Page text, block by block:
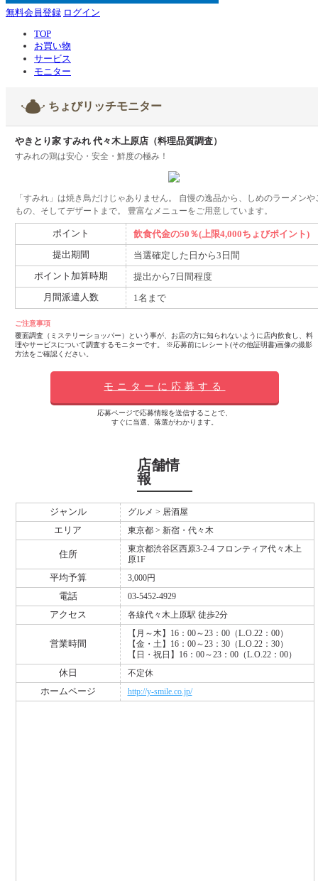
無料会員登録 ログイン
TOP
お買い物
サービス
モニター
ちょびリッチモニター
やきとり家 すみれ 代々木上原店（料理品質調査）
すみれの鶏は安心・安全・鮮度の極み！
「すみれ」は焼き鳥だけじゃありません。 自慢の逸品から、しめのラーメンや
もの、そしてデザートまで。 豊富なメニューをご用意しています。
ポイント
飲食代金の50％(上限4,000ちょびポイント)
提出期間
当選確定した日から3日間
ポイント加算時期
提出から7日間程度
月間派遣人数
1名まで
ご注意事項
覆面調査（ミステリーショッパー）という事が、お店の方に知られないように店内飲食し、料
理やサービスについて調査するモニターです。 ※応募前にレシート(その他証明書)画像の撮影
方法をご確認ください。
モニターに応募する
応募ページで応募情報を送信することで、
すぐに当選、落選がわかります。
店舗情
報
ジャンル グルメ > 居酒屋
エリア 東京都 > 新宿・代々木
住所
東京都渋谷区西原3-2-4 フロンティア代々木上
原1F
平均予算 3,000円
電話 03-5452-4929
アクセス 各線代々木上原駅 徒歩2分
営業時間
【月～木】16：00～23：00（L.O.22：00）
【金・土】16：00～23：30（L.O.22：30）
【日・祝日】16：00～23：00（L.O.22：00）
休日 不定休
ホームページ http://y-smile.co.jp/